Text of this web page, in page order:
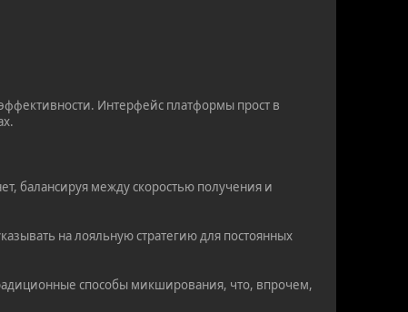
Интерфейс платформы прост в
балансируя между скоростью получения и
на лояльную стратегию для постоянных
способы микширования, что, впрочем,